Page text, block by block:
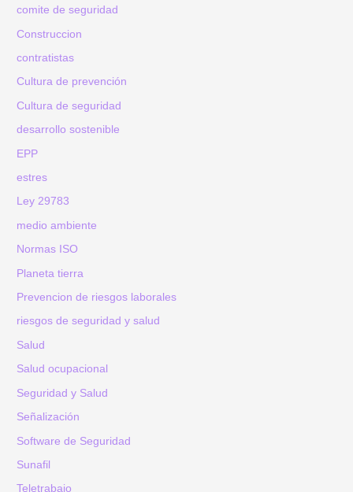
comite de seguridad
Construccion
contratistas
Cultura de prevención
Cultura de seguridad
desarrollo sostenible
EPP
estres
Ley 29783
medio ambiente
Normas ISO
Planeta tierra
Prevencion de riesgos laborales
riesgos de seguridad y salud
Salud
Salud ocupacional
Seguridad y Salud
Señalización
Software de Seguridad
Sunafil
Teletrabajo